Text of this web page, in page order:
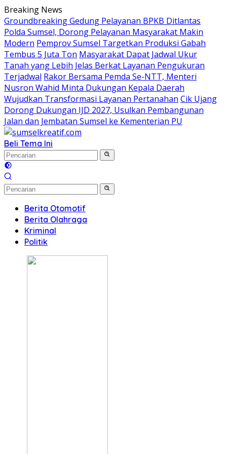
Langsung
ke
konten
Breaking News
Groundbreaking Gedung Pelayanan BPKB Ditlantas
Polda Sumsel, Dorong Pelayanan Masyarakat Makin
Modern Pemprov Sumsel Targetkan Produksi Gabah
Tembus 5 Juta Ton Masyarakat Dapat Jadwal Ukur
Tanah yang Lebih Jelas Berkat Layanan Pengukuran
Terjadwal Rakor Bersama Pemda Se-NTT, Menteri
Nusron Wahid Minta Dukungan Kepala Daerah
Wujudkan Transformasi Layanan Pertanahan Cik Ujang
Dorong Dukungan IJD 2027, Usulkan Pembangunan
Jalan dan Jembatan Sumsel ke Kementerian PU
Beli Tema Ini
Berita Otomotif
Berita Olahraga
Kriminal
Politik